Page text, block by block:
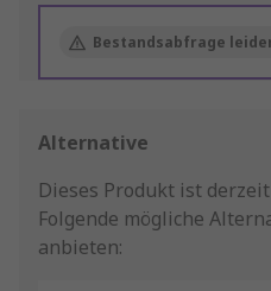
Bestandsabfrage
Alternative
Dieses Produkt ist
Folgende mögliche
anbieten: